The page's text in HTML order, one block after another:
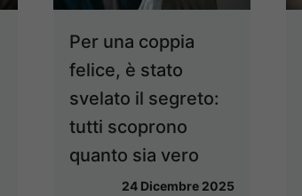
Per una coppia
felice, è stato
svelato il segreto:
tutti scoprono
quanto sia vero
24 Dicembre 2025